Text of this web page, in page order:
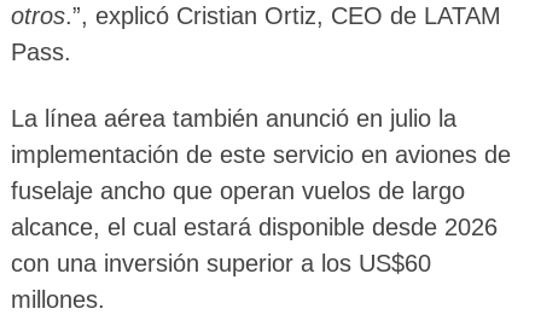
otros.”, explicó Cristian Ortiz, CEO de LATAM
Pass.
La línea aérea también anunció en julio la
implementación de este servicio en aviones de
fuselaje ancho que operan vuelos de largo
alcance, el cual estará disponible desde 2026
con una inversión superior a los US$60
millones.